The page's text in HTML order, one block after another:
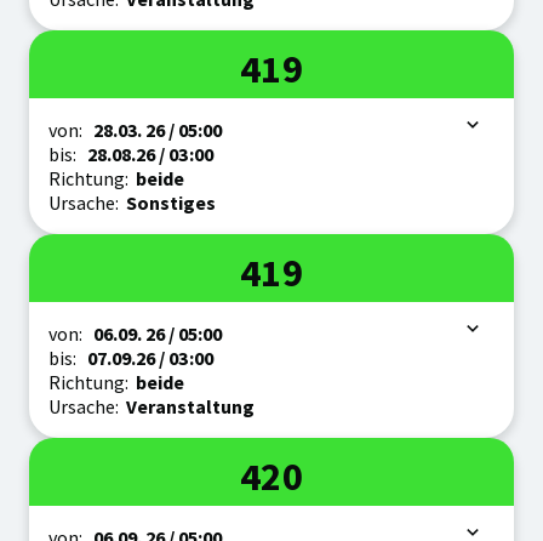
Linie
419
Zeitraum
von: 28.03. 26/ 05:00
bis: 28.08.26/ 03:00
Richtung: beide
Ursache: Sonstiges
Linie
419
Zeitraum
von: 06.09. 26/ 05:00
bis: 07.09.26/ 03:00
Richtung: beide
Ursache: Veranstaltung
Linie
420
Zeitraum